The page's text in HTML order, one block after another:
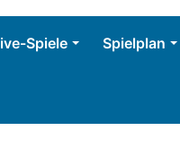
Spiele Spielplan